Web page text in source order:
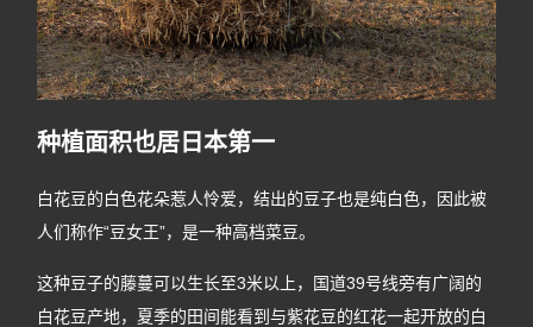
种植面积也居日本第一
白花豆的白色花朵惹人怜爱，结出的豆子也是纯白色，因此被
人们称作“豆女王”，是一种高档菜豆。
这种豆子的藤蔓可以生长至3米以上，国道39号线旁有广阔的
白花豆产地，夏季的田间能看到与紫花豆的红花一起开放的白